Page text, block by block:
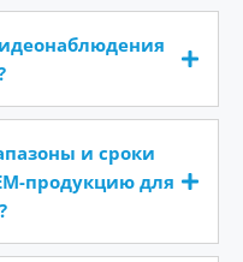
и сроки
продукцию для